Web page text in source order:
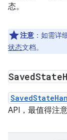
态。
注意 ：如需详
状态文档。
SavedState
API，最值得注